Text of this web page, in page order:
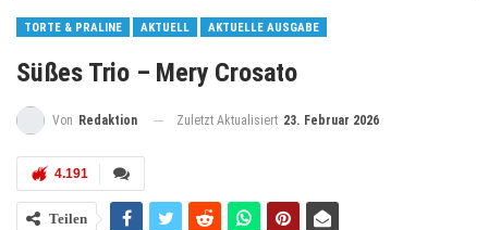
TORTE & PRALINE AKTUELL AKTUELLE AUSGABE
Süßes Trio – Mery Crosato
Von Redaktion Zuletzt Aktualisiert 23. Februar 2026
4.191
Teilen